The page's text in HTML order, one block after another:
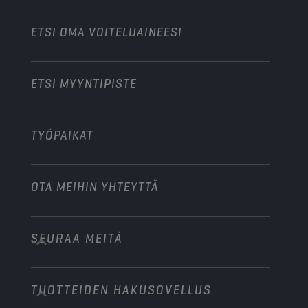
Moottoripyörät ja mönkijät
Teollisuuskoneet
Veneet
Moottoripyörät
Raskas kalusto
ETSI OMA VOITELUAINEESI
ETSI MYYNTIPISTE
TYÖPAIKAT
OTA MEIHIN YHTEYTTÄ
info@championlubes.com
+32 3 870 00 20
Georges Gilliotstraat, 52 2620 Hemiksem
SEURAA MEITÄ
TUOTTEIDEN HAKUSOVELLUS